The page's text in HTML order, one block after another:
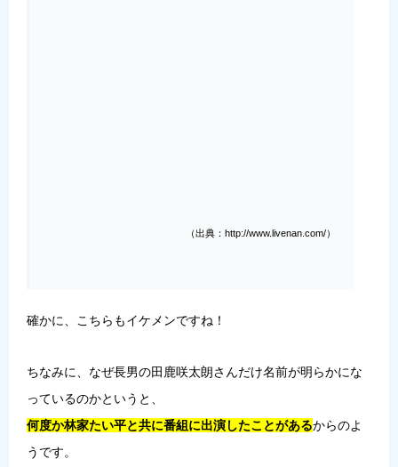
（出典：http://www.livenan.com/）
確かに、こちらもイケメンですね！
ちなみに、なぜ長男の田鹿咲太朗さんだけ名前が明らかにな
っているのかというと、
何度か林家たい平と共に番組に出演したことがあるからのよ
うです。